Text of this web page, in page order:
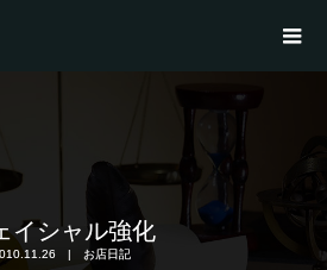
イシャル強化
お店日記